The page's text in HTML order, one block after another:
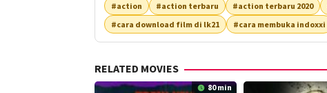
#action #action terbaru #action terbaru 2020
#cara download film di lk21
#cara membuka indoxxi
RELATED MOVIES
80 min